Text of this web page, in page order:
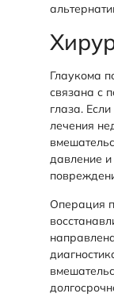
Глаукома
связана с
глаза.
лечения
давление
Операция